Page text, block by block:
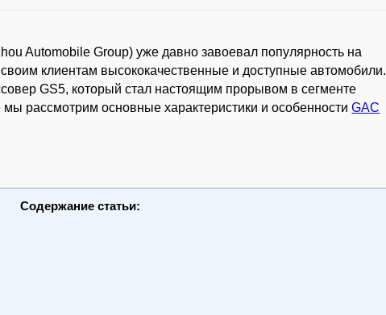
Automobile Group) уже давно завоевал популярность на
клиентам высококачественные и доступные автомобили.
GS5, который стал настоящим прорывом в сегменте
мы рассмотрим основные характеристики и особенностиGAC
Содержание статьи: